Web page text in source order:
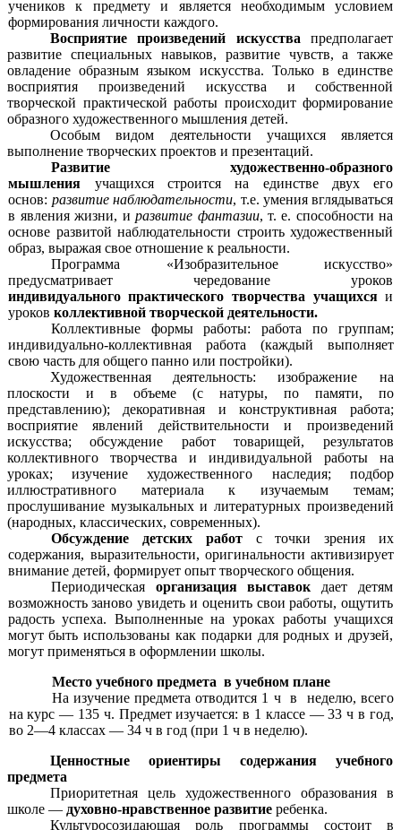
учеников к предмету и является необходимым условием
формирования личности каждого.
Восприятие произведений искусства предполагает
развитие специальных навыков, развитие чувств, а также
овладение образным языком искусства. Только в единстве
восприятия произведений искусства и собственной
творческой практической работы происходит формирование
образного художественного мышления детей.
Особым видом деятельности учащихся является
выполнение творческих проектов и презентаций.
Развитие художественно-образного
мышления учащихся строится на единстве двух его
основ: развитие наблюдательности, т.е. умения вглядываться
в явления жизни, иразвитие фантазии, т. е. способности на
основе развитой наблюдательности строить художественный
образ, выражая свое отношение к реальности.
Программа «Изобразительное искусство»
предусматривает чередование уроков
индивидуального практического творчества учащихсяи
уроков коллективной творческой деятельности.
Коллективные формы работы: работа по группам;
индивидуально-коллективная работа (каждый выполняет
свою часть для общего панно или постройки).
Художественная деятельность: изображение на
плоскости и в объеме (с натуры, по памяти, по
представлению); декоративная и конструктивная работа;
восприятие явлений действительности и произведений
искусства; обсуждение работ товарищей, результатов
коллективного творчества и индивидуальной работы на
уроках; изучение художественного наследия; подбор
иллюстративного материала к изучаемым темам;
прослушивание музыкальных и литературных произведений
(народных, классических, современных).
Обсуждение детских работс точки зрения их
содержания, выразительности, оригинальности активизирует
внимание детей, формирует опыт творческого общения.
Периодическая организация выставок дает детям
возможность заново увидеть и оценить свои работы, ощутить
радость успеха. Выполненные на уроках работы учащихся
могут быть использованы как подарки для родных и друзей,
могут применяться в оформлении школы.
Место учебного предмета в учебном плане
На изучение предмета отводится 1 ч в неделю, всего
на курс — 135 ч. Предмет изучается: в 1 классе — 33 ч в год,
во 2—4 классах — 34 ч в год (при 1 ч в неделю).
Ценностные ориентиры содержания учебного
предмета
Приоритетная цель художественного образования в
школе — духовно-нравственное развитие ребенка.
Культуросозидающая роль программы состоит в